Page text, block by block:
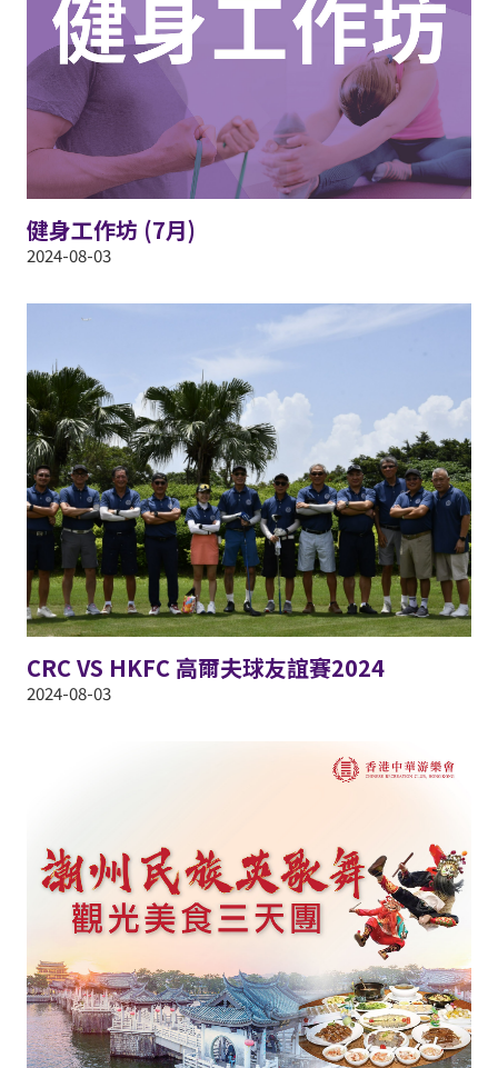
健身工作坊 (7月)
2024-08-03
CRC VS HKFC 高爾夫球友誼賽2024
2024-08-03